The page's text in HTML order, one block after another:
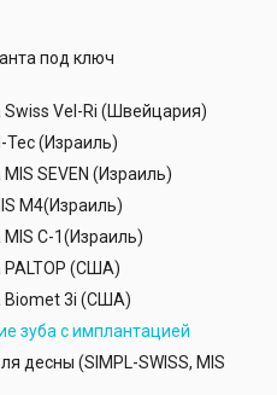
под ключ
Swiss Vel-Ri (Швейцария)
Tec (Израиль)
SEVEN (Израиль)
M4(Израиль)
MIS С-1(Израиль)
PALTOP (США)
Biomet 3i (США)
зуба с имплантацией
десны (SIMPL-SWISS, MIS